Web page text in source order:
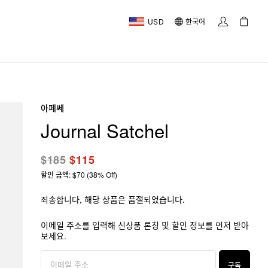
USD 한국어
아페쎄
Journal Satchel
$185$115
할인 금액: $70 (38% Off)
죄송합니다, 해당 상품은 품절되었습니다.
이메일 주소를 입력해 신상품 론칭 및 할인 정보를 먼저 받아
보세요.
구독